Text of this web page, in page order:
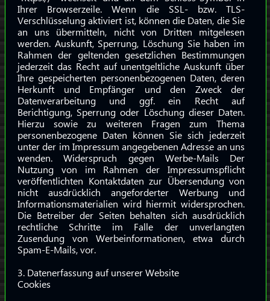
Ihrer Browserzeile. Wenn die SSL- bzw. TLS-
Verschlüsselung aktiviert ist, können die Daten, die Sie
an uns übermitteln, nicht von Dritten mitgelesen
werden. Auskunft, Sperrung, Löschung Sie haben im
Rahmen der geltenden gesetzlichen Bestimmungen
jederzeit das Recht auf unentgeltliche Auskunft über
Ihre gespeicherten personenbezogenen Daten, deren
Herkunft und Empfänger und den Zweck der
Datenverarbeitung und ggf. ein Recht auf
Berichtigung, Sperrung oder Löschung dieser Daten.
Hierzu sowie zu weiteren Fragen zum Thema
personenbezogene Daten können Sie sich jederzeit
unter der im Impressum angegebenen Adresse an uns
wenden. Widerspruch gegen Werbe-Mails Der
Nutzung von im Rahmen der Impressumspflicht
veröffentlichten Kontaktdaten zur Übersendung von
nicht ausdrücklich angeforderter Werbung und
Informationsmaterialien wird hiermit widersprochen.
Die Betreiber der Seiten behalten sich ausdrücklich
rechtliche Schritte im Falle der unverlangten
Zusendung von Werbeinformationen, etwa durch
Spam-E-Mails, vor.
3. Datenerfassung auf unserer Website
Cookies